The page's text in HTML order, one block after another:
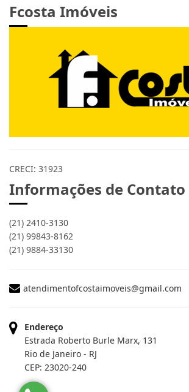
Fcosta Imóveis
CRECI: 31923
Informações de Contato
(21) 2410-3130
(21) 99843-8162
(21) 9884-33130
atendimentofcostaimoveis@gmail.com
Endereço
Estrada Roberto Burle Marx, 131
Rio de Janeiro - RJ
CEP: 23020-240